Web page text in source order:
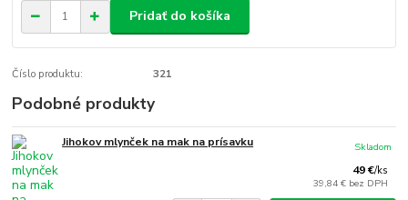
Pridať do košíka
Číslo produktu: 321
Podobné produkty
Jihokov mlynček na mak na prísavku
49 €/ks
39,84 € bez DPH
Skladom